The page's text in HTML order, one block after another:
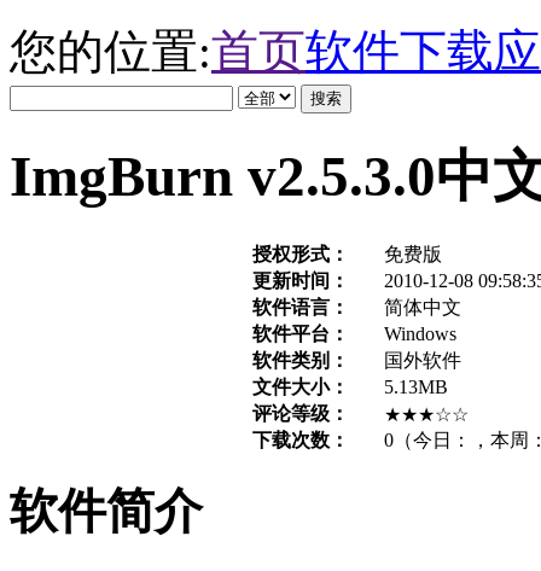
您的位置:首页软件下载
ImgBurn v2.5.3.0中
授权形式：
免费版
更新时间：
2010-12-08
软件语言：
简体中文
软件平台：
Windows
软件类别：
国外软件
文件大小：
5.13MB
评论等级：
★★★☆☆
下载次数：
0 （今日： ，本周
软件简介